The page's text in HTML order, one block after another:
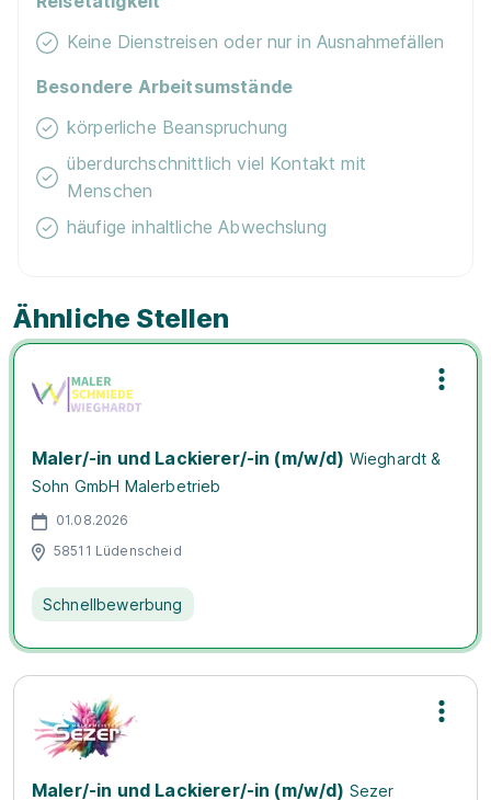
Ähnliche Stellen
Maler/-in und Lackierer/-in (m/w/d) Wieghardt &
Sohn GmbH Malerbetrieb
01.08.2026
58511 Lüdenscheid
Schnellbewerbung
Maler/-in und Lackierer/-in (m/w/d) Sezer
Keine Dienstreisen oder nur in Ausnahmefällen
Besondere Arbeitsumstände
körperliche Beanspruchung
überdurchschnittlich viel Kontakt mit
Menschen
häufige inhaltliche Abwechslung